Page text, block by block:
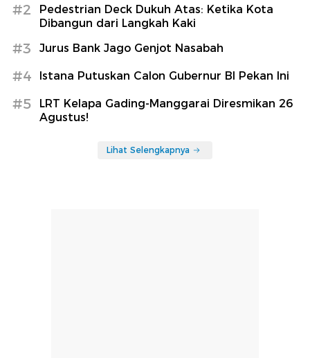
#2
Pedestrian Deck Dukuh Atas: Ketika Kota
Dibangun dari Langkah Kaki
#3 Jurus Bank Jago Genjot Nasabah
#4 Istana Putuskan Calon Gubernur BI Pekan Ini
#5
LRT Kelapa Gading-Manggarai Diresmikan 26
Agustus!
Lihat Selengkapnya